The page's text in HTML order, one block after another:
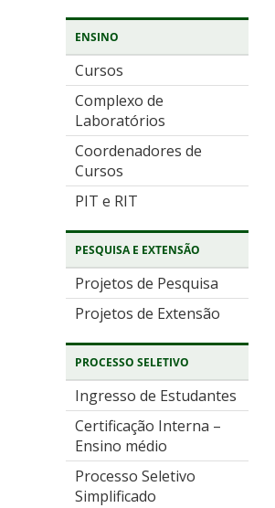
ENSINO
Cursos
Complexo de
Laboratórios
Coordenadores de
Cursos
PIT e RIT
PESQUISA E EXTENSÃO
Projetos de Pesquisa
Projetos de Extensão
PROCESSO SELETIVO
Ingresso de Estudantes
Certificação Interna –
Ensino médio
Processo Seletivo
Simplificado